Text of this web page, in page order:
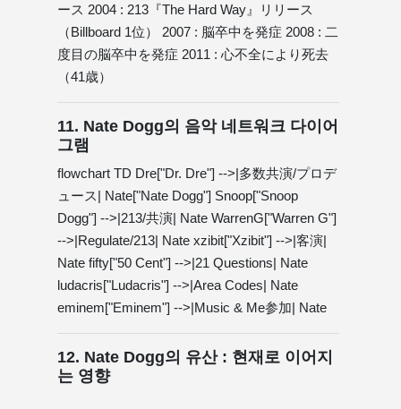
ース 2004 : 213『The Hard Way』リリース
（Billboard 1位） 2007 : 脳卒中を発症 2008 : 二
度目の脳卒中を発症 2011 : 心不全により死去
（41歳）
11. Nate Dogg의 음악 네트워크 다이어
그램
flowchart TD Dre["Dr. Dre"] -->|多数共演/プロデ
ュース| Nate["Nate Dogg"] Snoop["Snoop
Dogg"] -->|213/共演| Nate WarrenG["Warren G"]
-->|Regulate/213| Nate xzibit["Xzibit"] -->|客演|
Nate fifty["50 Cent"] -->|21 Questions| Nate
ludacris["Ludacris"] -->|Area Codes| Nate
eminem["Eminem"] -->|Music & Me参加| Nate
12. Nate Dogg의 유산 : 현재로 이어지
는 영향